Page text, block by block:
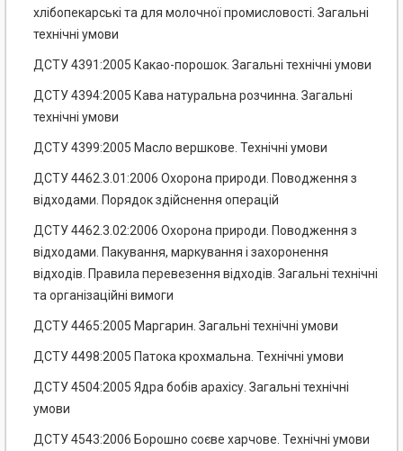
хлібопекарські та для молочної промисловості. Загальні
технічні умови
ДСТУ 4391:2005 Какао-порошок. Загальні технічні умови
ДСТУ 4394:2005 Кава натуральна розчинна. Загальні
технічні умови
ДСТУ 4399:2005 Масло вершкове. Технічні умови
ДСТУ 4462.3.01:2006 Охорона природи. Поводження з
відходами. Порядок здійснення операцій
ДСТУ 4462.3.02:2006 Охорона природи. Поводження з
відходами. Пакування, маркування і захоронення
відходів. Правила перевезення відходів. Загальні технічні
та організаційні вимоги
ДСТУ 4465:2005 Маргарин. Загальні технічні умови
ДСТУ 4498:2005 Патока крохмальна. Технічні умови
ДСТУ 4504:2005 Ядра бобів арахісу. Загальні технічні
умови
ДСТУ 4543:2006 Борошно соєве харчове. Технічні умови